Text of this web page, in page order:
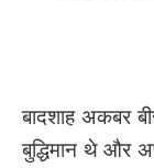
बादशाह अकबर
बुद्धिमान थे और